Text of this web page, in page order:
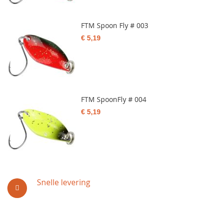
Snelle levering
FTM Spoon Fly # 003
€ 5,19
FTM SpoonFly # 004
€ 5,19